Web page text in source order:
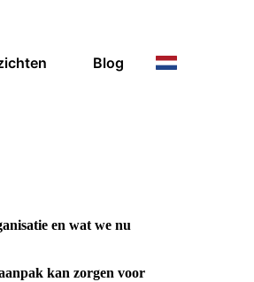
Blog
en wat we nu
kan zorgen voor